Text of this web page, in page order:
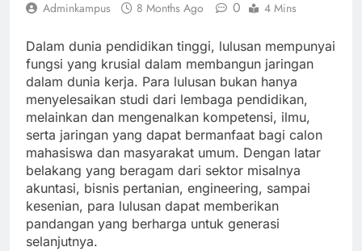
Adminkampus 8 Months Ago 0 4 Mins
Dalam dunia pendidikan tinggi, lulusan mempunyai
fungsi yang krusial dalam membangun jaringan
dalam dunia kerja. Para lulusan bukan hanya
menyelesaikan studi dari lembaga pendidikan,
melainkan dan mengenalkan kompetensi, ilmu,
serta jaringan yang dapat bermanfaat bagi calon
mahasiswa dan masyarakat umum. Dengan latar
belakang yang beragam dari sektor misalnya
akuntasi, bisnis pertanian, engineering, sampai
kesenian, para lulusan dapat memberikan
pandangan yang berharga untuk generasi
selanjutnya.